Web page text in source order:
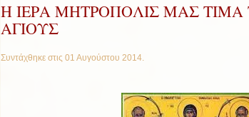
Η ΙΕΡΑ ΜΗΤΡΟΠΟΛΙΣ ΜΑΣ
ΑΓΙΟΥΣ
Συντάχθηκε στις 01 Αυγούστου 2014.